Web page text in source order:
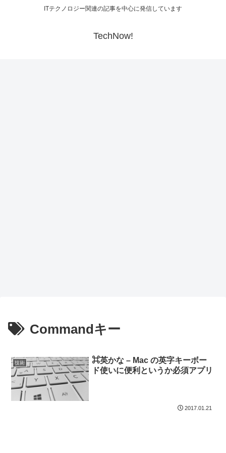
ITテクノロジー関連の記事を中心に発信しています
TechNow!
Commandキー
技術
⌘英かな – Mac の英字キーボー
ド使いに便利というか必須アプリ
2017.01.21